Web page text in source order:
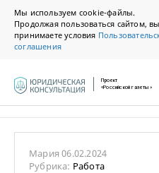
Мы используем cookie-файлы.
Продолжая пользоваться сайтом, вы
принимаете условия
соглашения
Проект
«Российской газеты»
Мария 06.02.2024
Рубрика: Работа